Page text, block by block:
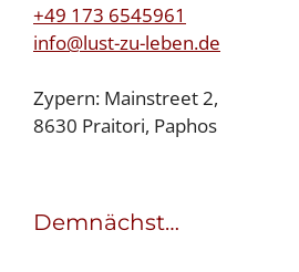
+49 173 6545961
info@lust-zu-leben.de
Zypern: Mainstreet 2,
8630 Praitori, Paphos
Demnächst…